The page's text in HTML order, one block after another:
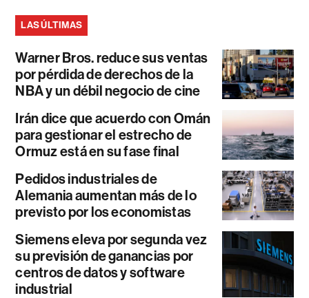
LAS ÚLTIMAS
Warner Bros. reduce sus ventas
por pérdida de derechos de la
NBA y un débil negocio de cine
Irán dice que acuerdo con Omán
para gestionar el estrecho de
Ormuz está en su fase final
Pedidos industriales de
Alemania aumentan más de lo
previsto por los economistas
Siemens eleva por segunda vez
su previsión de ganancias por
centros de datos y software
industrial